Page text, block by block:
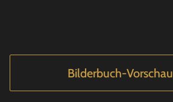
Bilderbuch-Vorschau